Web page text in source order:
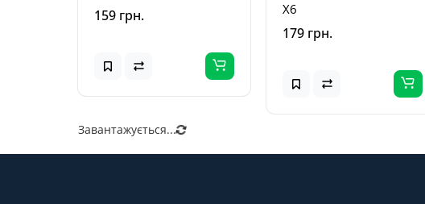
159 грн.
X6
179 грн.
Завантажується...